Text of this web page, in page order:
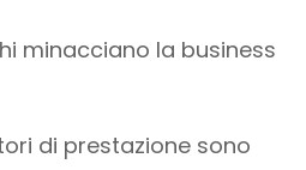
minacciano la business
di prestazione sono